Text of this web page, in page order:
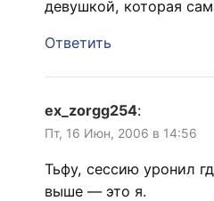
девушкой, которая
Ответить
ex_zorgg254:
Пт, 16 Июн, 2006 в 14:56
Тьфу, сессию уронил
выше — это я.